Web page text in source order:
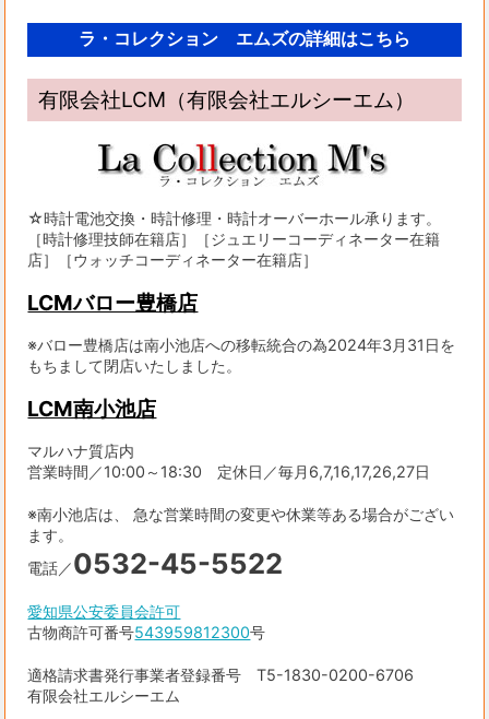
ラ・コレクション エムズの詳細はこちら
有限会社LCM（有限会社エルシーエム）
☆時計電池交換・時計修理・時計オーバーホール承ります。
［時計修理技師在籍店］［ジュエリーコーディネーター在籍
店］［ウォッチコーディネーター在籍店］
LCMバロー豊橋店
※バロー豊橋店は南小池店への移転統合の為2024年3月31日を
もちまして閉店いたしました。
LCM南小池店
マルハナ質店内
営業時間／10:00～18:30 定休日／毎月6,7,16,17,26,27日
※南小池店は、 急な営業時間の変更や休業等ある場合がござい
ます。
電話／0532-45-5522
愛知県公安委員会許可
古物商許可番号543959812300号
適格請求書発行事業者登録番号 T5-1830-0200-6706
有限会社エルシーエム